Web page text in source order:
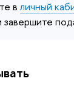
вличный